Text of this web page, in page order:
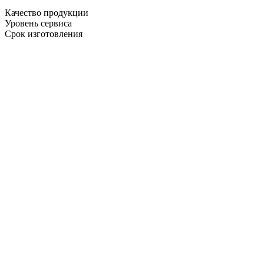
Качество продукции
Уровень сервиса
Срок изготовления